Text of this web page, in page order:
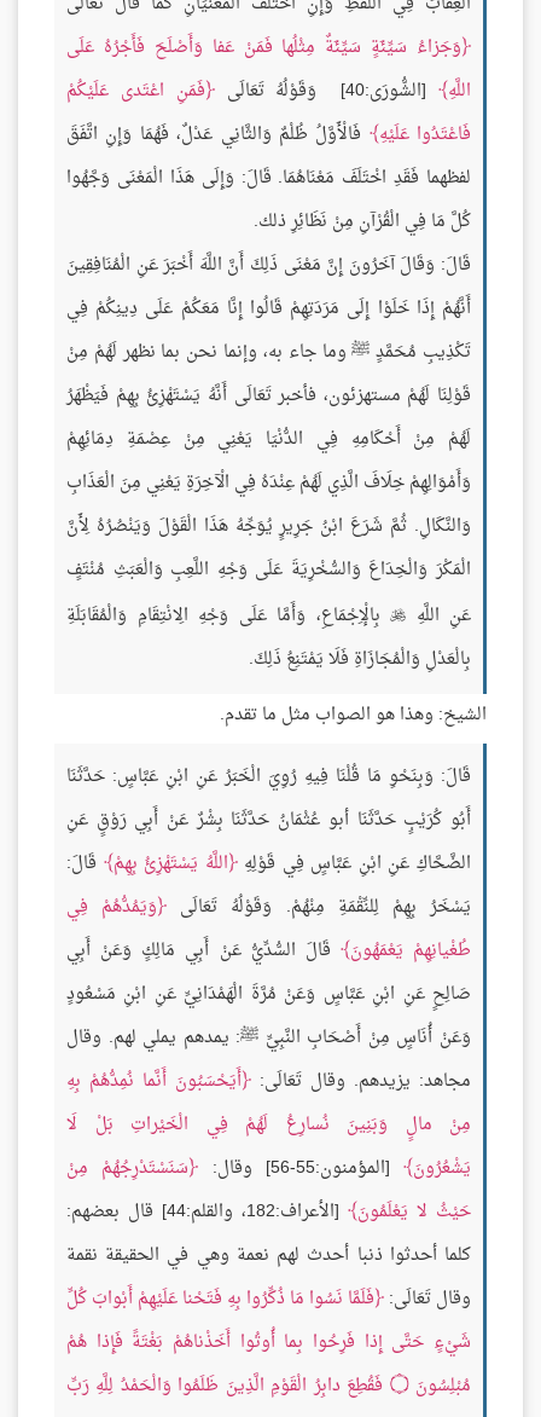
وَجَزاءُ سَيِّئَةٍ سَيِّئَةٌ مِثْلُها فَمَنْ عَفا وَأَصْلَحَ فَأَجْرُهُ عَلَى
اللَّهِ [الشُّورَى:40] وَقَوْلُهُ تَعَالَى
فَمَنِ اعْتَدى عَلَيْكُمْ
فَاعْتَدُوا عَلَيْهِ فَالْأَوَّلُ ظُلْمٌ وَالثَّانِي عَدْلٌ، فَهُمَا وَإِنِ اتَّفَقَ
لفظهما فَقَدِ اخْتَلَفَ مَعْنَاهُمَا. قَالَ: وَإِلَى هَذَا الْمَعْنَى وَجَّهُوا
كُلَّ مَا فِي الْقُرْآنِ مِنْ نَظَائِرِ ذلك.
قَالَ: وَقَالَ آخَرُونَ إِنَّ مَعْنَى ذَلِكَ أَنَّ اللَّهَ أَخْبَرَ عَنِ الْمُنَافِقِينَ
أَنَّهُمْ إِذَا خَلَوْا إِلَى مَرَدَتِهِمْ قَالُوا إِنَّا مَعَكُمْ عَلَى دِينِكُمْ فِي
تَكْذِيبِ مُحَمَّدٍ ﷺ وما جاء به، وإنما نحن بما نظهر لَهُمْ مِنْ
قَوْلِنَا لَهُمْ مستهزئون، فأخبر تَعَالَى أَنَّهُ يَسْتَهْزِئُ بِهِمْ فَيَظْهَرُ
لَهُمْ مِنْ أَحْكَامِهِ فِي الدُّنْيَا يَعْنِي مِنْ عِصْمَةِ دِمَائِهِمْ
وَأَمْوَالِهِمْ خِلَافَ الَّذِي لَهُمْ عِنْدَهُ فِي الْآخِرَةِ يَعْنِي مِنَ الْعَذَابِ
وَالنَّكَالِ. ثُمَّ شَرَعَ ابْنُ جَرِيرٍ يُوَجِّهُ هَذَا الْقَوْلَ وَيَنْصُرُهُ لِأَنَّ
الْمَكْرَ وَالْخِدَاعَ وَالسُّخْرِيَةَ عَلَى وَجْهِ اللَّعِبِ وَالْعَبَثِ مُنْتَفٍ
عَنِ اللَّهِ
 بِالْإِجْمَاعِ، وَأَمَّا عَلَى وَجْهِ الِانْتِقَامِ وَالْمُقَابَلَةِ
بِالْعَدْلِ وَالْمُجَازَاةِ فَلَا يَمْتَنِعُ ذَلِكَ.
الشيخ: وهذا هو الصواب مثل ما تقدم.
قَالَ: وَبِنَحْوِ مَا قُلْنَا فِيهِ رُوِيَ الْخَبَرُ عَنِ ابْنِ عَبَّاسٍ: حَدَّثَنَا
أَبُو كُرَيْبٍ حَدَّثَنَا أبو عُثْمَانُ حَدَّثَنَا بِشْرٌ عَنْ أَبِي رَوْقٍ عَنِ
الضَّحَّاكِ عَنِ ابْنِ عَبَّاسٍ فِي قَوْلِهِ اللَّهُ يَسْتَهْزِئُ بِهِمْ قَالَ:
يَسْخَرُ بِهِمْ لِلنِّقْمَةِ مِنْهُمْ. وَقَوْلُهُ تَعَالَى
وَيَمُدُّهُمْ فِي
طُغْيانِهِمْ يَعْمَهُونَ
قَالَ السُّدِّيُّ عَنْ أَبِي مَالِكٍ وَعَنْ أَبِي
صَالِحٍ عَنِ ابْنِ عَبَّاسٍ وَعَنْ مُرَّةَ الْهَمْدَانِيِّ عَنِ ابْنِ مَسْعُودٍ
وَعَنْ أُنَاسٍ مِنْ أَصْحَابِ النَّبِيِّ ﷺ: يمدهم يملي لهم. وقال
مجاهد: يزيدهم. وقال تَعَالَى: أَيَحْسَبُونَ أَنَّما نُمِدُّهُمْ بِهِ
مِنْ مالٍ وَبَنِينَ نُسارِعُ لَهُمْ فِي الْخَيْراتِ بَلْ لَا
يَشْعُرُونَ
[المؤمنون:55-56] وقال:
سَنَسْتَدْرِجُهُمْ مِنْ
حَيْثُ لا يَعْلَمُونَ
[الأعراف:182، والقلم:44] قال بعضهم:
كلما أحدثوا ذنبا أحدث لهم نعمة وهي في الحقيقة نقمة
وقال تَعَالَى: فَلَمَّا نَسُوا مَا ذُكِّرُوا بِهِ فَتَحْنا عَلَيْهِمْ أَبْوابَ كُلِّ
شَيْءٍ حَتَّى إِذا فَرِحُوا بِما أُوتُوا أَخَذْناهُمْ بَغْتَةً فَإِذا هُمْ
مُبْلِسُونَ ۝
فَقُطِعَ دابِرُ الْقَوْمِ الَّذِينَ ظَلَمُوا وَالْحَمْدُ لِلَّهِ رَبِّ